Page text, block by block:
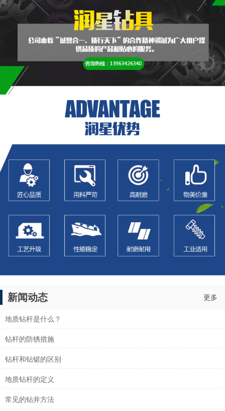
新闻动态 更多
地质钻杆是什么？
钻杆的防锈措施
钻杆和钻铤的区别
地质钻杆的定义
常见的钻井方法